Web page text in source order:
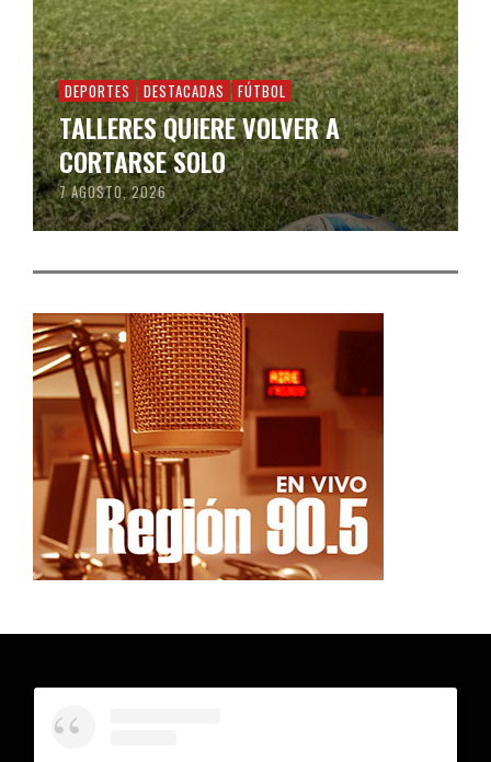
DEPORTES DESTACADAS FÚTBOL
TALLERES QUIERE VOLVER A
CORTARSE SOLO
7 AGOSTO, 2026